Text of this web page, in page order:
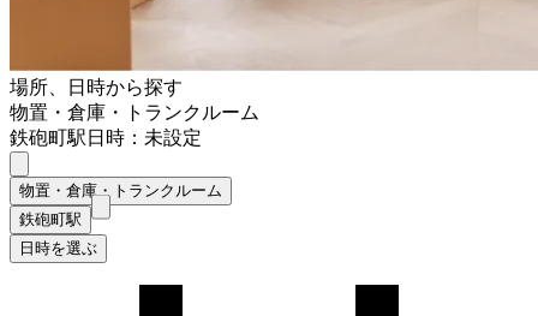
場所、日時から探す
物置・倉庫・トランクルーム
鉄砲町駅日時：未設定
物置・倉庫・トランクルーム
鉄砲町駅
日時を選ぶ